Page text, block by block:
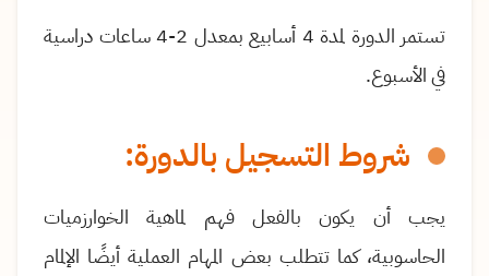
تستمر الدورة لمدة 4 أسابيع بمعدل 2-4 ساعات دراسية
في الأسبوع.
شروط التسجيل بالدورة:
يجب أن يكون بالفعل فهم لماهية الخوارزميات
الحاسوبية، كما تتطلب بعض المهام العملية أيضًا الإلمام